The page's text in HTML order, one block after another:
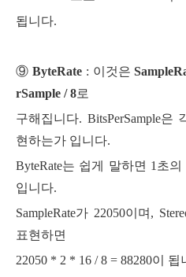
됩니다.
⑨ByteRate : 이것은
rSample / 8로
구해집니다. BitsPerSample
현하는가 입니다.
ByteRate는 쉽게 말하면 1초
입니다.
SampleRate가 22050이며,
표현하면
22050 * 2 * 16 / 8 = 88280이 됩